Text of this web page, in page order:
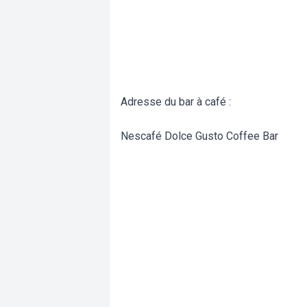
Adresse du bar à café :
Nescafé Dolce Gusto Coffee Bar